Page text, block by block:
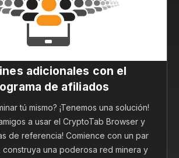
adicionales con el
de afiliados
tú mismo? ¡Tenemos una solución!
a usar el CryptoTab Browser y
de referencia! Comience con un par
una poderosa red minera y